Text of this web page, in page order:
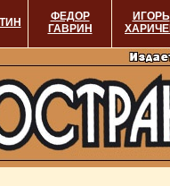
ФЕДОР
ГАВРИН
ИГОРЬ